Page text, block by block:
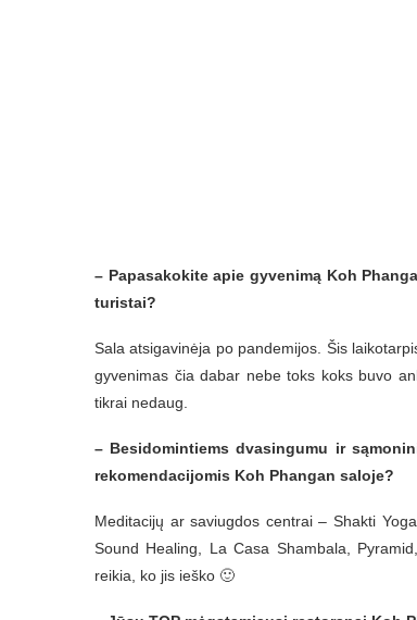
– Papasakokite apie gyvenimą Koh
turistai?
Sala atsigavinėja po pandemijos. Šis
gyvenimas čia dabar nebe toks koks buvo
tikrai nedaug.
– Besidomintiems dvasingumu ir
rekomendacijomis Koh Phangan saloje?
Meditacijų ar saviugdos centrai – Shakti
Sound Healing, La Casa Shambala,
reikia, ko jis ieško 🙂